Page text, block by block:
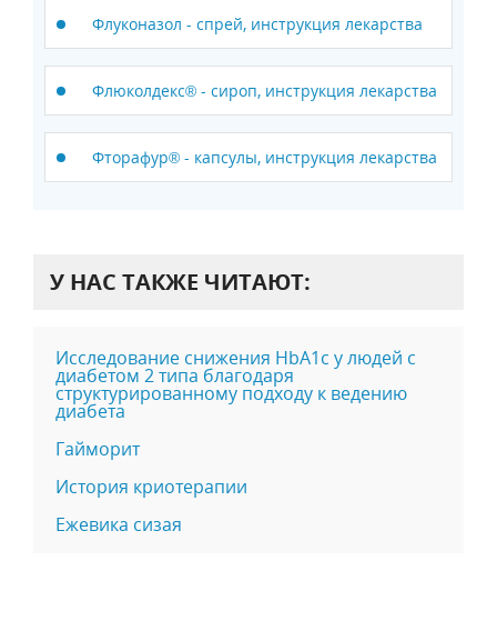
Флуконазол - спрей, инструкция лекарства
Флюколдекс® - сироп, инструкция лекарства
Фторафур® - капсулы, инструкция лекарства
У НАС ТАКЖЕ ЧИТАЮТ:
Исследование снижения HbA1c у людей с
диабетом 2 типа благодаря
структурированному подходу к ведению
диабета
Гайморит
История криотерапии
Ежевика сизая